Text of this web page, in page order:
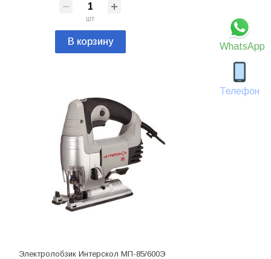
WhatsApp
Телефон
шт
В корзину
Электролобзик Интерскол МП-85/600Э